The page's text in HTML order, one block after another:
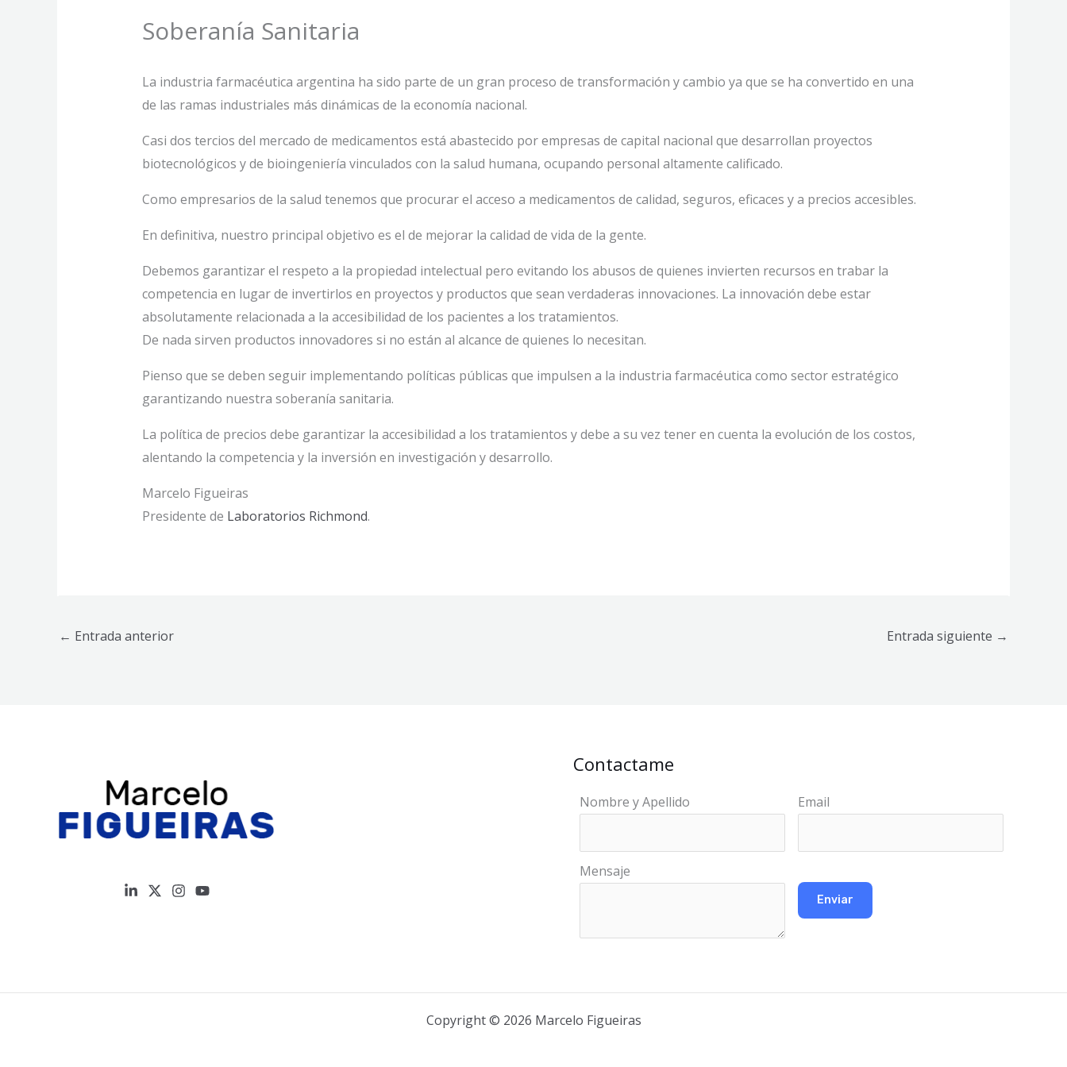
Soberanía Sanitaria
La industria farmacéutica argentina ha sido parte de un gran proceso de transformación y cambio ya que se ha convertido en una
de las ramas industriales más dinámicas de la economía nacional.
Casi dos tercios del mercado de medicamentos está abastecido por empresas de capital nacional que desarrollan proyectos
biotecnológicos y de bioingeniería vinculados con la salud humana, ocupando personal altamente calificado.
Como empresarios de la salud tenemos que procurar el acceso a medicamentos de calidad, seguros, eficaces y a precios accesibles.
En definitiva, nuestro principal objetivo es el de mejorar la calidad de vida de la gente.
Debemos garantizar el respeto a la propiedad intelectual pero evitando los abusos de quienes invierten recursos en trabar la
competencia en lugar de invertirlos en proyectos y productos que sean verdaderas innovaciones. La innovación debe estar
absolutamente relacionada a la accesibilidad de los pacientes a los tratamientos.
De nada sirven productos innovadores si no están al alcance de quienes lo necesitan.
Pienso que se deben seguir implementando políticas públicas que impulsen a la industria farmacéutica como sector estratégico
garantizando nuestra soberanía sanitaria.
La política de precios debe garantizar la accesibilidad a los tratamientos y debe a su vez tener en cuenta la evolución de los costos,
alentando la competencia y la inversión en investigación y desarrollo.
Marcelo Figueiras
Presidente de Laboratorios Richmond.
← Entrada anterior Entrada siguiente →
Contactame
Nombre y Apellido Email
Mensaje
Copyright © 2026 Marcelo Figueiras